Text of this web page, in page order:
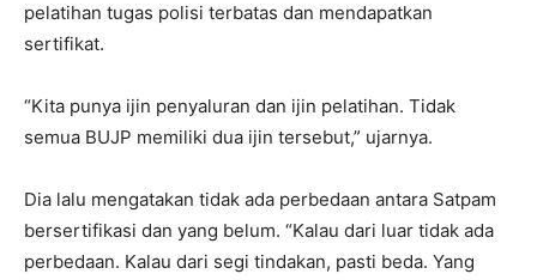
pelatihan tugas polisi terbatas dan mendapatkan
sertifikat.
“Kita punya ijin penyaluran dan ijin pelatihan. Tidak
semua BUJP memiliki dua ijin tersebut,” ujarnya.
Dia lalu mengatakan tidak ada perbedaan antara Satpam
bersertifikasi dan yang belum. “Kalau dari luar tidak ada
perbedaan. Kalau dari segi tindakan, pasti beda. Yang